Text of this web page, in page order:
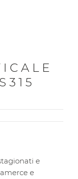
e
e